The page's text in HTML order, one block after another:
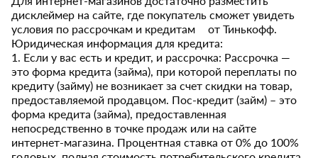
дисклеймер на сайте, где покупатель сможет увидеть
условия по рассрочкам и кредитам от Тинькофф.
Юридическая информация для кредита:
1. Если у вас есть и кредит, и рассрочка: Рассрочка —
это форма кредита (займа), при которой переплаты по
кредиту (займу) не возникает за счет скидки на товар,
предоставляемой продавцом. Пос-кредит (займ) – это
форма кредита (займа), предоставленная
непосредственно в точке продаж или на сайте
интернет-магазина. Процентная ставка от 0% до 100%